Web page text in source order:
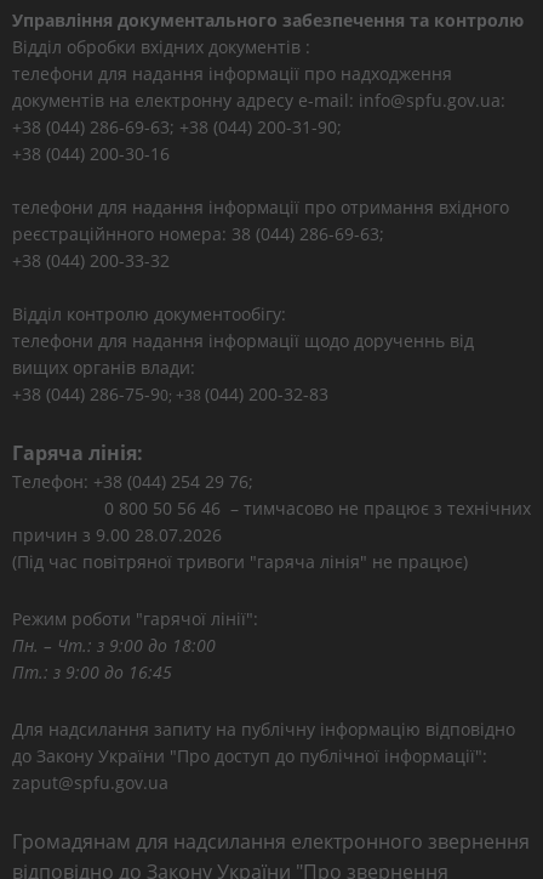
Управління документального забезпечення та контролю
Відділ обробки вхідних документів :
телефони для надання інформації про надходження
документів на електронну адресу e-mail: info@spfu.gov.ua:
+38 (044) 286-69-63; +38 (044) 200-31-90;
+38 (044) 200-30-16
телефони для надання інформації про отримання вхідного
реєстраційнного номера: 38 (044) 286-69-63;
+38 (044) 200-33-32
Відділ контролю документообігу:
телефони для надання інформації щодо дорученнь від
вищих органів влади:
+38 (044) 286-75-90; +38 (044) 200-32-83
Гаряча лінія:
Телефон: +38 (044) 254 29 76;
0 800 50 56 46 – тимчасово не працює з технічних
причин з 9.00 28.07.2026
(Під час повітряної тривоги "гаряча лінія" не працює)
Режим роботи "гарячої лінії":
Пн. – Чт.: з 9:00 до 18:00
Пт.: з 9:00 до 16:45
Для надсилання запиту на публічну інформацію відповідно
до Закону України "Про доступ до публічної інформації":
zaput@spfu.gov.ua
Громадянам для надсилання електронного звернення
відповідно до Закону України "Про звернення